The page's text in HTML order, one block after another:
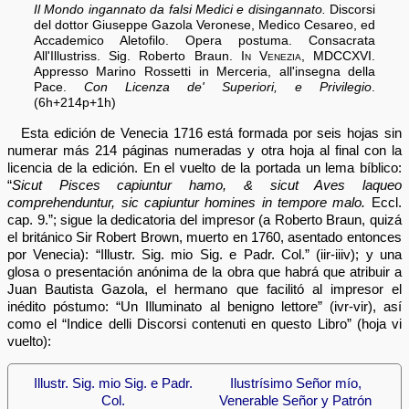
Il Mondo ingannato da falsi Medici e disingannato. Discorsi
del dottor Giuseppe Gazola Veronese, Medico Cesareo, ed
Accademico Aletofilo. Opera postuma. Consacrata
All'Illustriss. Sig. Roberto Braun. In Venezia, MDCCXVI.
Appresso Marino Rossetti in Merceria, all'insegna della
Pace. Con Licenza de' Superiori, e Privilegio
(6h+214p+1h)
Esta edición de Venecia 1716 está formada por seis hojas sin
numerar más 214 páginas numeradas y otra hoja al final con la
licencia de la edición. En el vuelto de la portada un lema bíblico:
“Sicut Pisces capiuntur hamo, & sicut Aves laqueo
comprehenduntur, sic capiuntur homines in tempore malo. Eccl.
cap. 9.”; sigue la dedicatoria del impresor (a Roberto Braun, quizá
el británico Sir Robert Brown, muerto en 1760, asentado entonces
por Venecia): “Illustr. Sig. mio Sig. e Padr. Col.” (iir-iiiv); y una
glosa o presentación anónima de la obra que habrá que atribuir a
Juan Bautista Gazola, el hermano que facilitó al impresor el
inédito póstumo: “Un Illuminato al benigno lettore” (ivr-vir), así
como el “Indice delli Discorsi contenuti en questo Libro” (hoja vi
vuelto):
Illustr. Sig. mio Sig. e Padr.
Col.
Ilustrísimo Señor mío,
Venerable Señor y Patrón